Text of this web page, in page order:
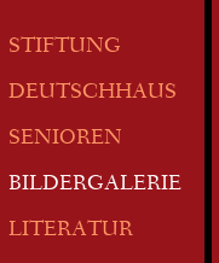
STIFTUNG
DEUTSCHHAUS
SENIOREN
BILDERGALERIE
LITERATUR